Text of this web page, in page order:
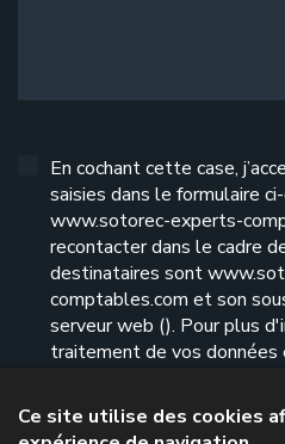
En cochant cette case,
saisies dans le formulaire
www.sotorec-experts-
recontacter dans le cadre
destinataires sont
comptables.com et son
serveur web (). Pour plus
traitement de vos
Ce site utilise des cookies